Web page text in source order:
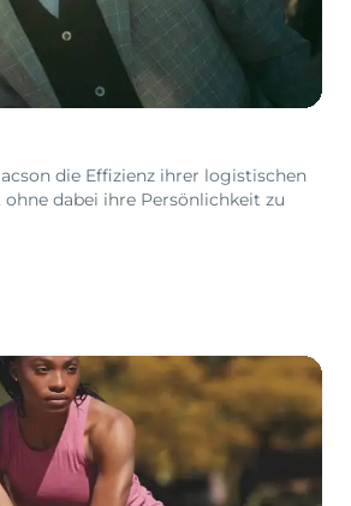
die Effizienz ihrer logistischen
dabei ihre Persönlichkeit zu